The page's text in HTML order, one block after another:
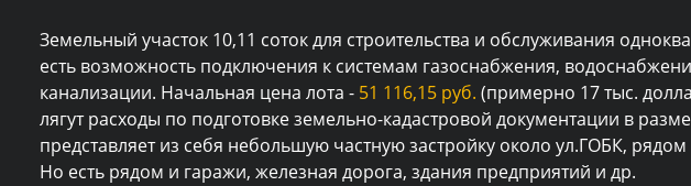
Земельный участок 10,11 соток для строительства и обслуживания
есть возможность подключения к системам газоснабжения,
канализации. Начальная цена лота - 51 116,15 руб. (примерно 17 тыс.
лягут расходы по подготовке земельно-кадастровой документации в
представляет из себя небольшую частную застройку около ул.ГОБК,
Но есть рядом и гаражи, железная дорога, здания предприятий и др.